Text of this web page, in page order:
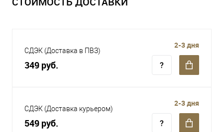
СДЭК (Доставка в ПВЗ)
349 руб.
2-3 дня
СДЭК (Доставка курьером)
549 руб.
2-3 дня